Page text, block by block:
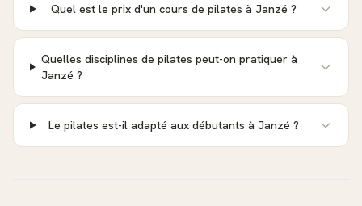
Quel est le prix d'un cours de pilates à Janzé ?
Quelles disciplines de pilates peut-on pratiquer à
Janzé ?
Le pilates est-il adapté aux débutants à Janzé ?